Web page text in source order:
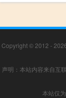
Copyright © 2012 -
声明：本站内容来自互
本站仅